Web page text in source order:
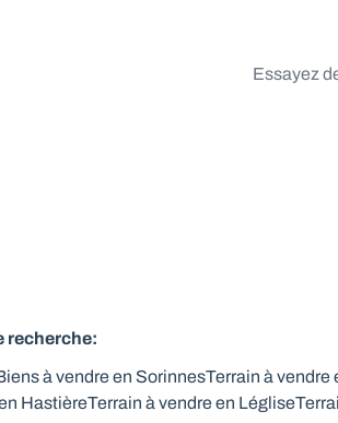
Essayez
recherche:
à vendre en SorinnesTerrain à vendre
HastièreTerrain à vendre en Léglise